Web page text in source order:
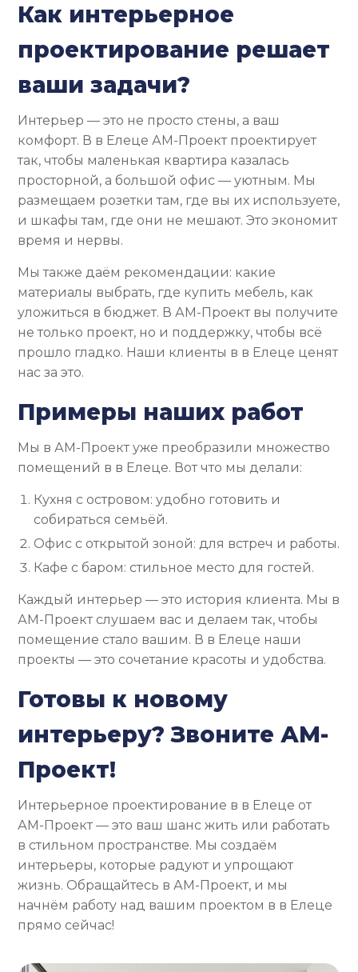
Как интерьерное
проектирование решает
ваши задачи?
Интерьер — это не просто стены, а ваш
комфорт. В в Елеце АМ-Проект проектирует
так, чтобы маленькая квартира казалась
просторной, а большой офис — уютным. Мы
размещаем розетки там, где вы их используете,
и шкафы там, где они не мешают. Это экономит
время и нервы.
Мы также даём рекомендации: какие
материалы выбрать, где купить мебель, как
уложиться в бюджет. В АМ-Проект вы получите
не только проект, но и поддержку, чтобы всё
прошло гладко. Наши клиенты в в Елеце ценят
нас за это.
Примеры наших работ
Мы в АМ-Проект уже преобразили множество
помещений в в Елеце. Вот что мы делали:
Кухня с островом: удобно готовить и
собираться семьёй.
Офис с открытой зоной: для встреч и работы.
Кафе с баром: стильное место для гостей.
Каждый интерьер — это история клиента. Мы в
АМ-Проект слушаем вас и делаем так, чтобы
помещение стало вашим. В в Елеце наши
проекты — это сочетание красоты и удобства.
Готовы к новому
интерьеру? Звоните АМ-
Проект!
Интерьерное проектирование в в Елеце от
АМ-Проект — это ваш шанс жить или работать
в стильном пространстве. Мы создаём
интерьеры, которые радуют и упрощают
жизнь. Обращайтесь в АМ-Проект, и мы
начнём работу над вашим проектом в в Елеце
прямо сейчас!